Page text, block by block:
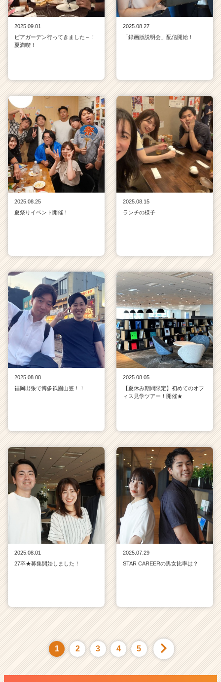
2025.09.01
ビアガーデン行ってきました～！
夏満喫！
2025.08.27
「録画版説明会」配信開始！
2025.08.25
夏祭りイベント開催！
2025.08.15
ランチの様子
2025.08.08
福岡出張で博多祇園山笠！！
2025.08.05
【夏休み期間限定】初めてのオフ
ィス見学ツアー！開催★
2025.08.01
27卒★募集開始しました！
2025.07.29
STAR CAREERの男女比率は？
1 2 3 4 5